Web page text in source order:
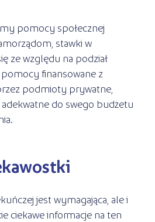
pomocy społecznej
stawki w
ze względu na podział
finansowane z
podmioty prywatne,
adekwatne do swego budżetu
jest wymagająca, ale i
ciekawe informacje na ten